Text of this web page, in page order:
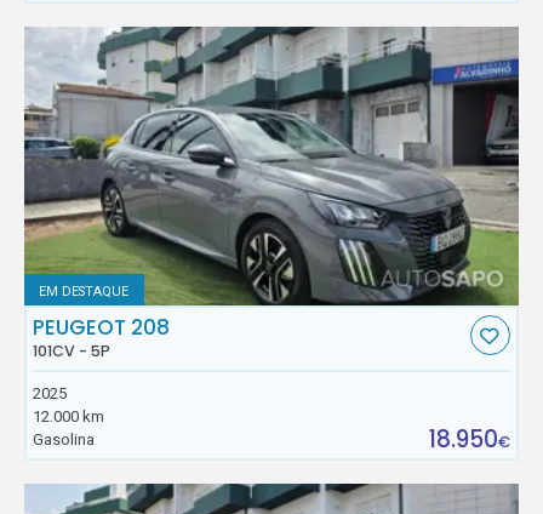
EM DESTAQUE
PEUGEOT 208
101CV - 5P
2025
12.000 km
Gasolina
18.950€